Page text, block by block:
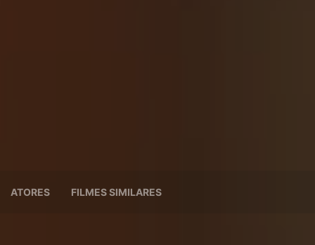
ATORES FILMES SIMILARES